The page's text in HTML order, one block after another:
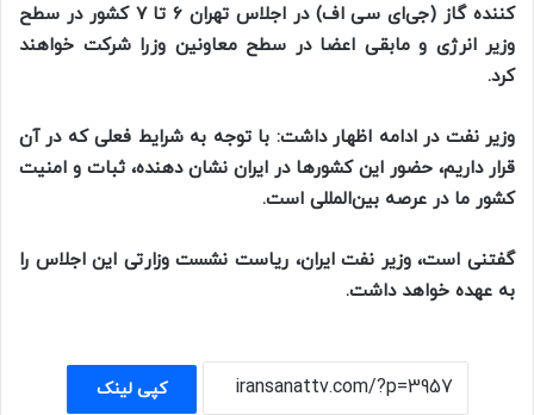
کننده گاز (جی‌ای سی اف) در اجلاس تهران ۶ تا ۷ کشور در سطح
وزیر انرژی و مابقی اعضا در سطح معاونین وزرا شرکت خواهند
کرد.
وزیر نفت در ادامه اظهار داشت: با توجه به شرایط فعلی که در آن
قرار داریم، حضور این کشور‌ها در ایران نشان دهنده، ثبات و امنیت
کشور ما در عرصه بین‌المللی است.
گفتنی است، وزیر نفت ایران، ریاست نشست وزارتی این اجلاس را
به عهده خواهد داشت.
کپی لینک